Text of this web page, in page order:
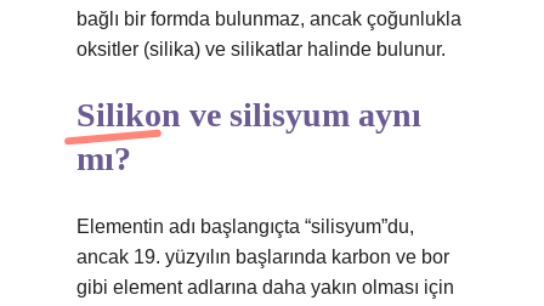
bağlı bir formda bulunmaz, ancak çoğunlukla
oksitler (silika) ve silikatlar halinde bulunur.
Silikon ve silisyum aynı
mı?
Elementin adı başlangıçta “silisyum”du,
ancak 19. yüzyılın başlarında karbon ve bor
gibi element adlarına daha yakın olması için